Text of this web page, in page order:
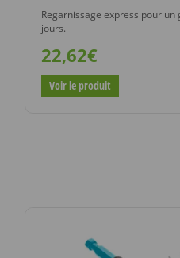
Regarnissage express pour
jours.
22,62€
Voir le produit